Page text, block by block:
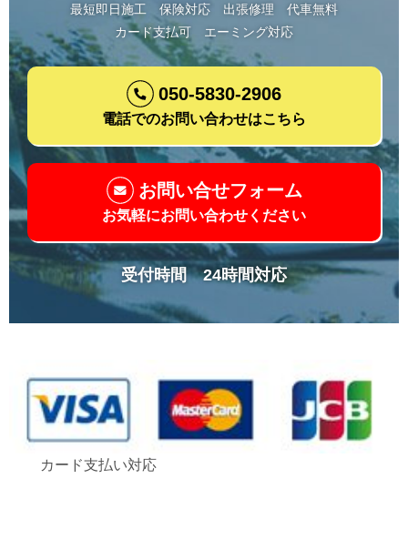
最短即日施工 保険対応 出張修理
代車無料
カード支払可
エーミング対応
050-5830-2906
電話でのお問い合わせはこちら
お問い合せフォーム
お気軽にお問い合わせください
受付時間 24時間対応
カード支払い対応